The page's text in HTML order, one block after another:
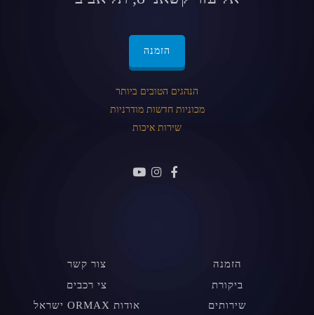
הזמנה
הנהגים הטובים ביותר
מכוניות חדשות מודרניות
שירות איכות
הזמנה
צור קשר
ביקורת
צי רכבים
שירותים
אודות ORMAX ישראל